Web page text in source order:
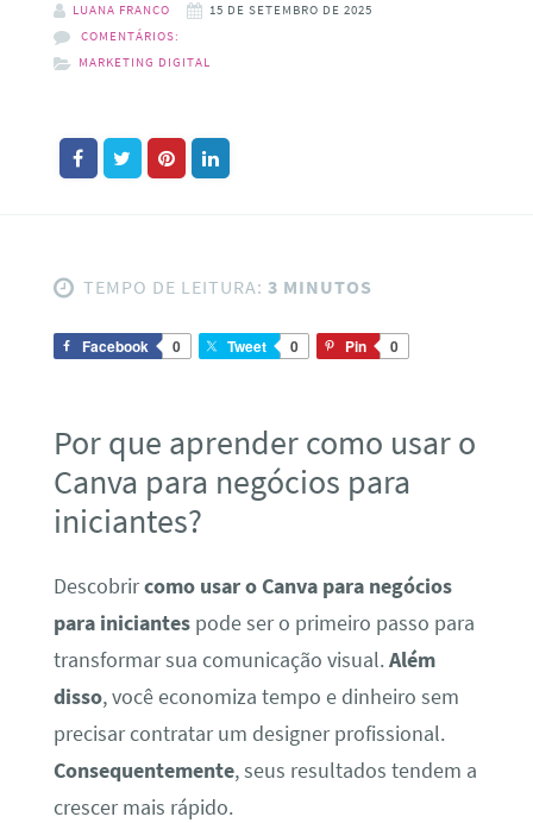
LUANA FRANCO
15 DE SETEMBRO DE 2025
COMENTÁRIOS:
MARKETING DIGITAL
TEMPO DE LEITURA: 3 MINUTOS
Facebook 0 Tweet 0 Pin 0
Por que aprender como usar o
Canva para negócios para
iniciantes?
Descobrircomo usar o Canva para negócios
para iniciantespode ser o primeiro passo para
transformar sua comunicação visual.Além
disso, você economiza tempo e dinheiro sem
precisar contratar um designer profissional.
Consequentemente, seus resultados tendem a
crescer mais rápido.